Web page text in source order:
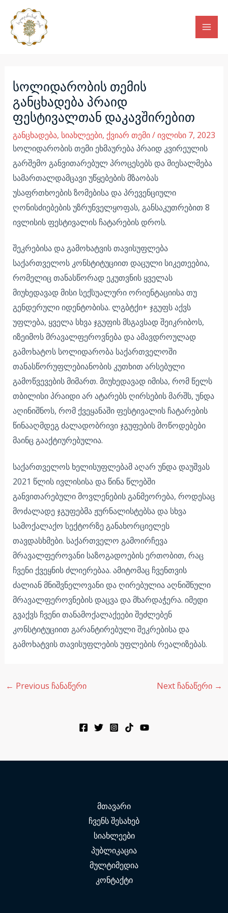
content
სოლიდარობის თემის
განცხადება პრაიდ
ფესტივალთან დაკავშირებით
განცხადება, სიახლეები, ქვიარ თემი/ივლისი 7, 2023
სოლიდარობის თემი ეხმაურება პრაიდ კვირეულის
გარშემო განვითარებულ პროცესებს და მიესალმება
სამართალდამცავი უწყებების მზაობას
უსაფრთხოების ზომებისა და პრევენციული
ღონისძიებების უზრუნველყოფას, განსაკუთრებით 8
ივლისის ფესტივალის ჩატარების დროს.
შეკრებისა და გამოხატვის თავისუფლება
საქართველოს კონსტიტუციით დაცული სიკეთეებია,
რომელიც თანასწორად ეკუთვნის ყველას
მიუხედავად მისი სექსუალური ორიენტაციისა თუ
გენდერული იდენტობისა. ლგბტქი+ ჯგუფს აქვს
უფლება, ყველა სხვა ჯგუფის მსგავსად შეიკრიბოს,
იზეიმოს მრავალფეროვნება და ამავდროულად
გამოხატოს სოლიდარობა საქართველოში
თანასწორუფლებიანობის კუთხით არსებული
გამოწვევების მიმართ. მიუხედავად იმისა, რომ წელს
თბილისი პრაიდი არ ატარებს ღირსების მარშს, უნდა
აღინიშნოს, რომ ქვეყანაში ფესტივალის ჩატარების
წინააღმდეგ ძალადობრივი ჯგუფების მოწოდებები
მაინც გააქტიურებულია.
საქართველოს ხელისუფლებამ აღარ უნდა დაუშვას
2021 წლის ივლისისა და წინა წლებში
განვითარებული მოვლენების განმეორება, როდესაც
მოძალადე ჯგუფებმა ჟურნალისტებსა და სხვა
სამოქალაქო სექტორზე განახორციელეს
თავდასხმები. საქართველო გამოირჩევა
მრავალფეროვანი საზოგადოების ერთობით, რაც
ჩვენი ქვეყნის ძლიერებაა. ამიტომაც ჩვენთვის
ძალიან მნიშვნელოვანი და ღირებულია აღნიშნული
მრავალფეროვნების დაცვა და მხარდაჭერა. იმედი
გვაქვს ჩვენი თანამოქალაქეები შეძლებენ
კონსტიტუციით გარანტირებული შეკრებისა და
გამოხატვის თავისუფლების უფლების რეალიზებას.
← Previous ჩანაწერი Next ჩანაწერი →
მთავარი
ჩვენს შესახებ
სიახლეები
პუბლიკაცია
მულტიმედია
კონტაქტი